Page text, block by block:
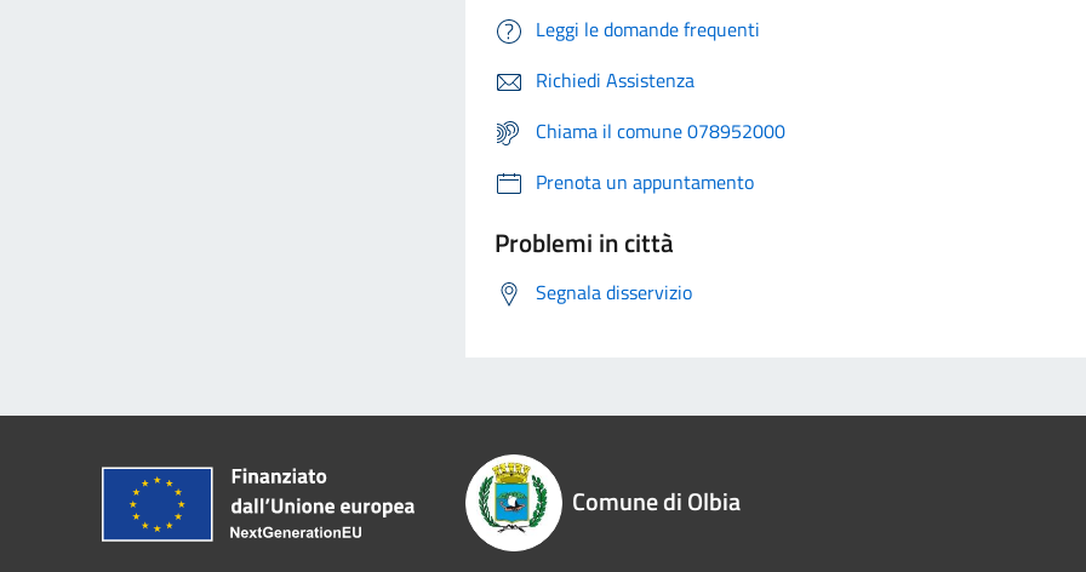
Leggi le domande frequenti
Richiedi Assistenza
Chiama il comune 078952000
Prenota un appuntamento
Problemi in città
Segnala disservizio
Comune di Olbia